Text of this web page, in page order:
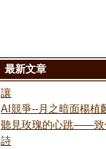
最新文章
讓
AI競爭--月之暗面楊植
聽見玫瑰的心跳——致
詩